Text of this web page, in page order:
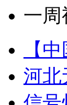
一周
【
河北